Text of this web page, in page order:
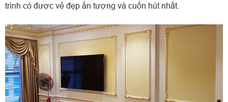
trình có được vẻ đẹp ấn tượng và cuốn hút nhất.